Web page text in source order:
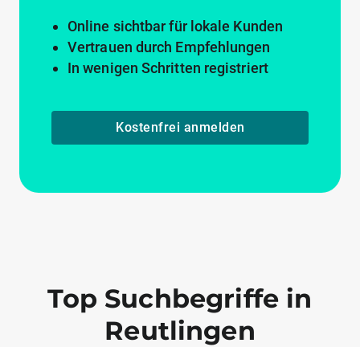
Online sichtbar für lokale Kunden
Vertrauen durch Empfehlungen
In wenigen Schritten registriert
Kostenfrei anmelden
Top Suchbegriffe in
Reutlingen